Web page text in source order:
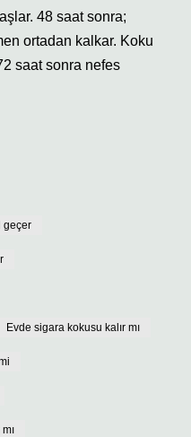
48 saat sonra;
ortadan kalkar. Koku
saat sonra nefes
geçer
Evde sigara kokusu kalır mı